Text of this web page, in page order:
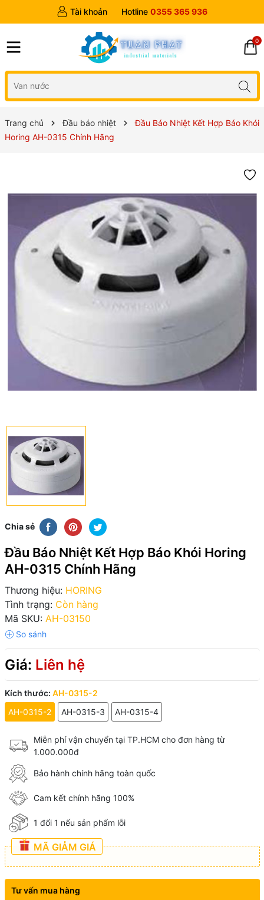
Tài khoản Hotline 0355 365 936
0
Trang chủ Đầu báo nhiệt
Đầu Báo Nhiệt Kết Hợp Báo Khói
Horing AH-0315 Chính Hãng
Chia sẻ
Đầu Báo Nhiệt Kết Hợp Báo Khói Horing
AH-0315 Chính Hãng
Thương hiệu: HORING
Tình trạng: Còn hàng
Mã SKU: AH-03150
Giá: Liên hệ
Kích thước: AH-0315-2
AH-0315-2
AH-0315-3 AH-0315-4
Miễn phí vận chuyển tại TP.HCM cho đơn hàng từ
1.000.000đ
Bảo hành chính hãng toàn quốc
Cam kết chính hãng 100%
1 đổi 1 nếu sản phẩm lỗi
MÃ GIẢM GIÁ
Tư vấn mua hàng